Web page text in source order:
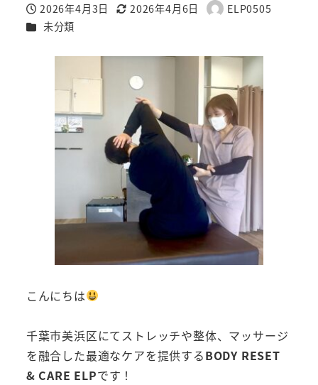
投稿日
2026年4月3日
更新日
2026年4月6日
著
ELP0505
カテゴリー
未分類
こんにちは
千葉市美浜区にてストレッチや整体、マッサージ
を融合した最適なケアを提供するBODY RESET
& CARE ELPです！